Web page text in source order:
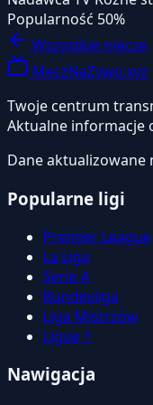
Popularność 50%
Wszystkie mecze
MeczNaZywo.xyz
Twoje centrum
Aktualne informacje
Dane
Popularne ligi
Premier League
La Liga
Serie A
Bundesliga
Liga Mistrzów
Ligue 1
Nawigacja